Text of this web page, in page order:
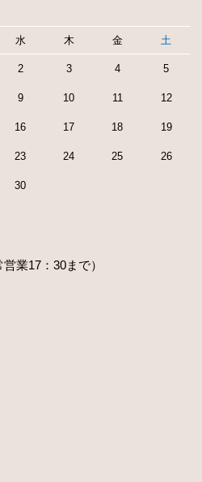
水 木 金 土
2 3 4 5
9 10 11 12
16 17 18 19
23 24 25 26
30
業17：30まで）